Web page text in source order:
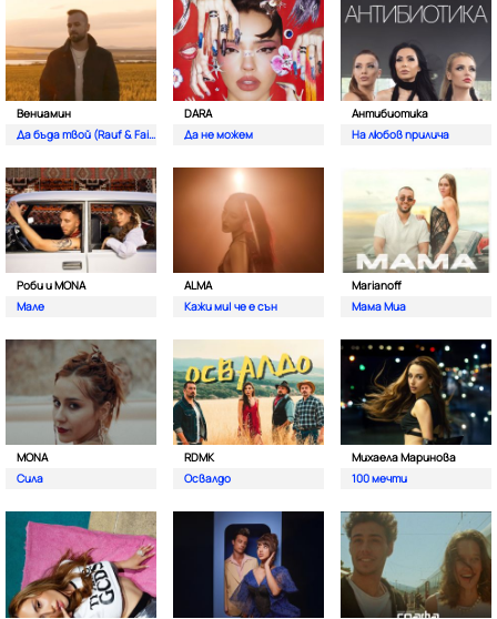
Вениамин
Да бъда твой (Rauf & Faik)
DARA
Да не можем
Антибиотика
На любов прилича
Роби и MONA
Мале
ALMA
Кажи ми| че е сън
Marianoff
Мама Миа
MONA
Сила
RDMK
Освалдо
Михаела Маринова
100 мечти